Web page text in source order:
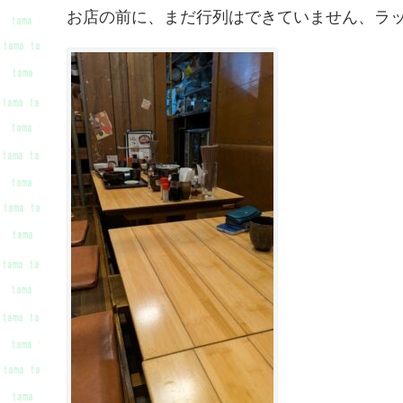
お店の前に、まだ行列はできていません、ラ